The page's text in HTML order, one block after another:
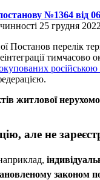
№1364 від
25 грудня
Постанов перелік
житлової
але не
законом